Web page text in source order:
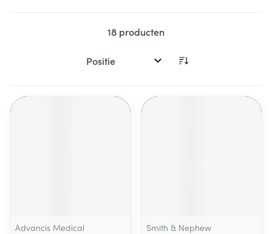
18 producten
Sorteer op:
Advancis Medical
Smith & Nephew